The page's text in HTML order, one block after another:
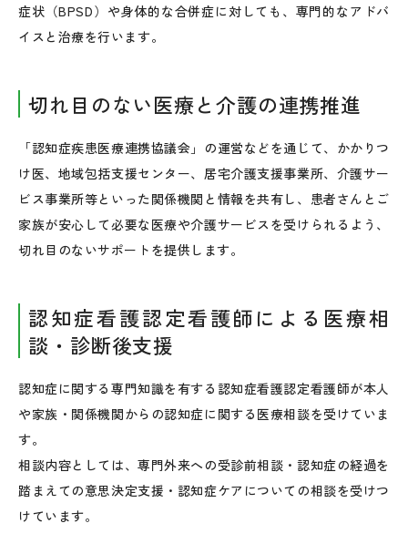
症状（BPSD）や身体的な合併症に対しても、専門的なアドバ
イスと治療を行います。
切れ目のない医療と介護の連携推進
「認知症疾患医療連携協議会」の運営などを通じて、かかりつ
け医、地域包括支援センター、居宅介護支援事業所、介護サー
ビス事業所等といった関係機関と情報を共有し、患者さんとご
家族が安心して必要な医療や介護サービスを受けられるよう、
切れ目のないサポートを提供します。
認知症看護認定看護師による医療相
談・診断後支援
認知症に関する専門知識を有する認知症看護認定看護師が本人
や家族・関係機関からの認知症に関する医療相談を受けていま
す。
相談内容としては、専門外来への受診前相談・認知症の経過を
踏まえての意思決定支援・認知症ケアについての相談を受けつ
けています。